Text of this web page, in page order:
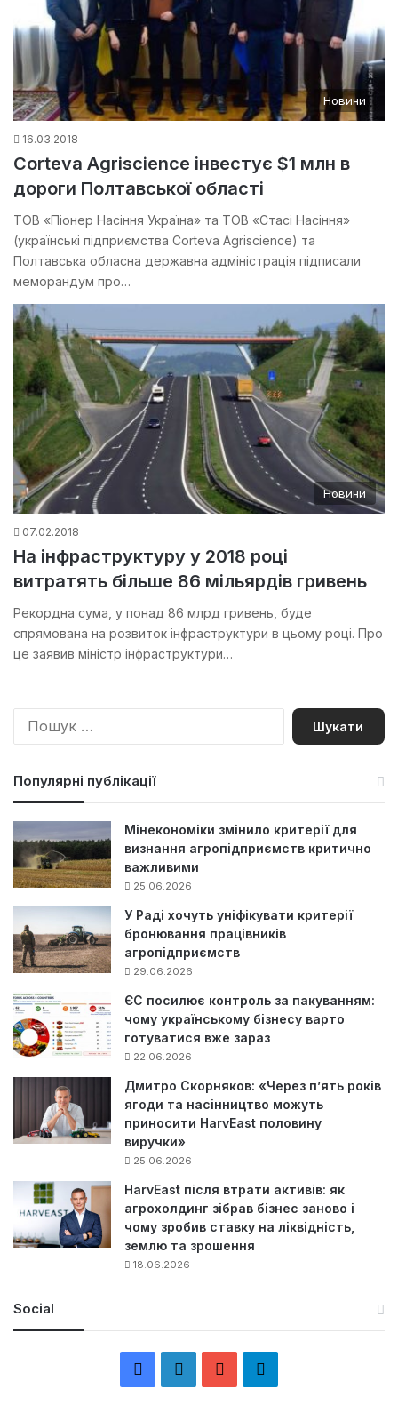
Новини
16.03.2018
Corteva Agriscience інвестує $1 млн в
дороги Полтавської області
ТОВ «Піонер Насіння Україна» та ТОВ «Стасі Насіння»
(українські підприємства Corteva Agriscience) та
Полтавська обласна державна адміністрація підписали
меморандум про…
Новини
07.02.2018
На інфраструктуру у 2018 році
витратять більше 86 мільярдів гривень
Рекордна сума, у понад 86 млрд гривень, буде
спрямована на розвиток інфраструктури в цьому році. Про
це заявив міністр інфраструктури…
П
Популярні публікації
Мінекономіки змінило критерії для
визнання агропідприємств критично
важливими
25.06.2026
У Раді хочуть уніфікувати критерії
бронювання працівників
агропідприємств
29.06.2026
ЄС посилює контроль за пакуванням:
чому українському бізнесу варто
готуватися вже зараз
22.06.2026
Дмитро Скорняков: «Через п’ять років
ягоди та насінництво можуть
приносити HarvEast половину
виручки»
25.06.2026
HarvEast після втрати активів: як
агрохолдинг зібрав бізнес заново і
чому зробив ставку на ліквідність,
землю та зрошення
18.06.2026
Social